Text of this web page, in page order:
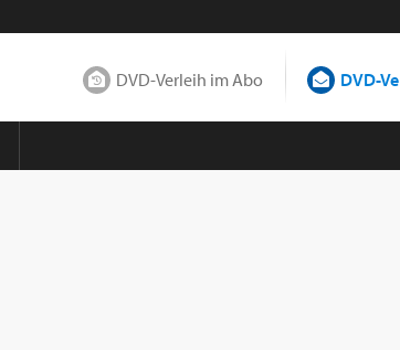
DVD-Verleih im Abo DVD-